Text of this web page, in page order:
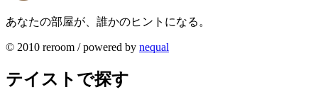
あなたの部屋が、誰かのヒントになる。
© 2010 reroom / powered by nequal
テイストで探す